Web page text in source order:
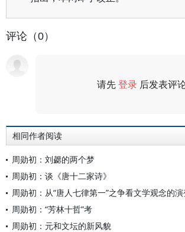
评论（0）
请先登录 后发表评
相同作者阅读
周勋初：刘勰的两个梦
周勋初：谈《唐十二家诗》
周勋初：从“唐人七律第一”之争看文学观念的
周勋初：“芳林十哲”考
周勋初：元和文坛的新风貌